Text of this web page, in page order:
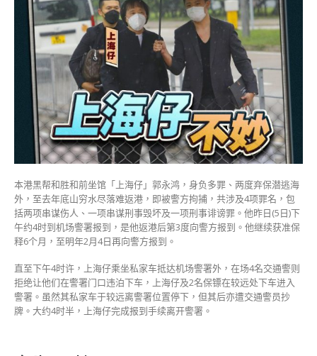
永
鸿
警
署
报
到
续
保
年
座
驾
警
方
抄
牌〉
中
本港黑帮和胜和前坐馆「上海仔」郭永鸿，身负多罪、两度弃保潜逃海
外，至去年底山穷水尽落难返港，即被警方拘捕，共涉及4项罪名，包
括两项串谋伤人、一项串谋刑事毁坏及一项刑事诽谤罪。他昨日(5日)下
午约4时到机场警署报到，是他返港后第3度向警方报到。他继续获准保
释6个月，至明年2月4日再向警方报到。
直至下午4时许，上海仔乘坐私家车抵达机场警署外，在场4名交通警则
拒绝让他们在警署门口违泊下车，上海仔及2名保镖在较远处下车进入
警署。虽然其私家车于较远离警署位置停下，但其后亦遭交通警员抄
牌。大约4时半，上海仔完成报到手续离开警署。